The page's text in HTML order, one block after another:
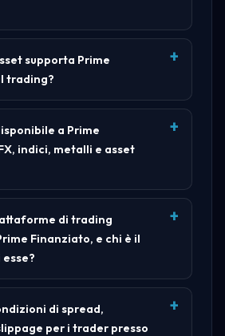
supporta Prime
trading?
a Prime
indici, metalli e asset
di trading
Finanziato, e chi è il
di spread,
per i trader presso